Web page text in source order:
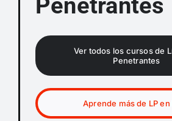
Penetrantes
Ver todos los cursos de
Penetrantes
Aprende más de LP en